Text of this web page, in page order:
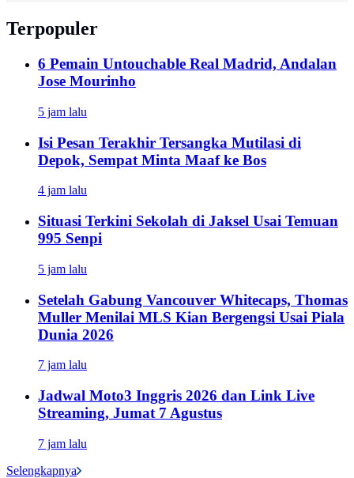
Terpopuler
6 Pemain Untouchable Real Madrid, Andalan
Jose Mourinho
5 jam lalu
Isi Pesan Terakhir Tersangka Mutilasi di
Depok, Sempat Minta Maaf ke Bos
4 jam lalu
Situasi Terkini Sekolah di Jaksel Usai Temuan
995 Senpi
5 jam lalu
Setelah Gabung Vancouver Whitecaps, Thomas
Muller Menilai MLS Kian Bergengsi Usai Piala
Dunia 2026
7 jam lalu
Jadwal Moto3 Inggris 2026 dan Link Live
Streaming, Jumat 7 Agustus
7 jam lalu
Selengkapnya